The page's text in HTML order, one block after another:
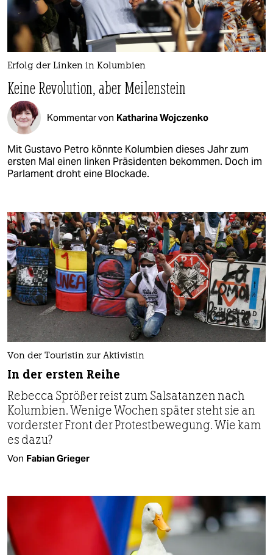
Erfolg der Linken in Kolumbien
Keine Revolution, aber Meilenstein
Kommentar von Katharina Wojczenko
Mit Gustavo Petro könnte Kolumbien dieses Jahr zum
ersten Mal einen linken Präsidenten bekommen. Doch im
Parlament droht eine Blockade.
Von der Touristin zur Aktivistin
In der ersten Reihe
Rebecca Sprößer reist zum Salsatanzen nach
Kolumbien. Wenige Wochen später steht sie an
vorderster Front der Protestbewegung. Wie kam
es dazu?
Von Fabian Grieger